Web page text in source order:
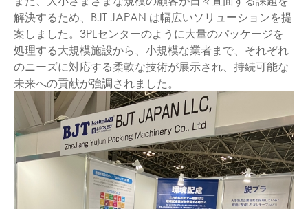
解決するため、BJT JAPAN は幅広いソリューションを提
案しました。3PLセンターのように大量のパッケージを
処理する大規模施設から、小規模な業者まで、それぞれ
のニーズに対応する柔軟な技術が展示され、持続可能な
未来への貢献が強調されました。